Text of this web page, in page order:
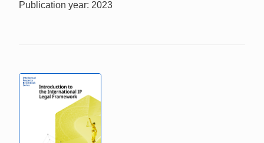
Publication year: 2023